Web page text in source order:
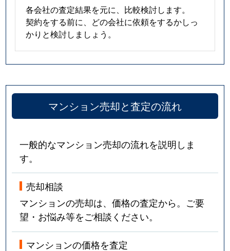
各会社の査定結果を元に、比較検討します。
契約をする前に、どの会社に依頼をするかしっ
かりと検討しましょう。
マンション売却と査定の流れ
一般的なマンション売却の流れを説明しま
す。
売却相談
マンションの売却は、価格の査定から。ご要
望・お悩み等をご相談ください。
マンションの価格を査定